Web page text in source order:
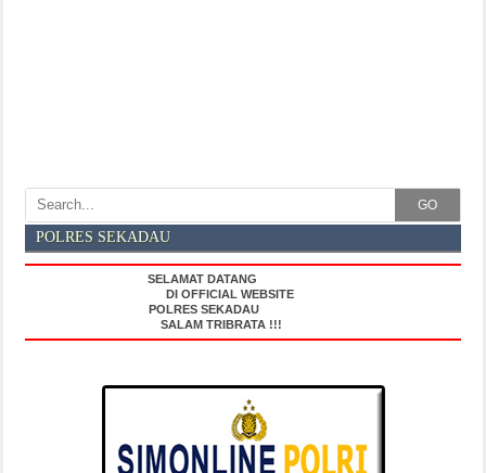
GO
POLRES SEKADAU
SELAMAT DATANG
DI OFFICIAL WEBSITE
POLRES SEKADAU
SALAM TRIBRATA !!!